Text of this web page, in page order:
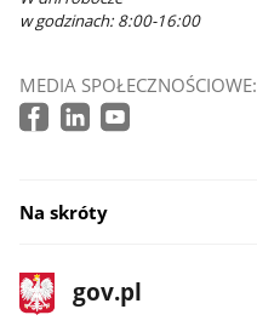
w godzinach: 8:00-16:00
MEDIA SPOŁECZNOŚCIOWE:
Na skróty
stopka
gov.pl
Strona
gov.pl